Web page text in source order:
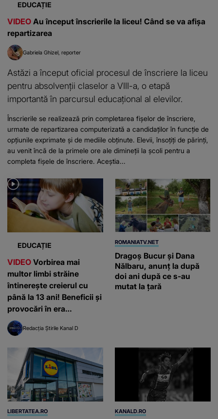
EDUCAȚIE
VIDEO Au început înscrierile la liceu! Când se va afișa
repartizarea
Gabriela Ghizel reporter
Astăzi a început oficial procesul de înscriere la liceu
pentru absolvenții claselor a VIII-a, o etapă
importantă în parcursul educațional al elevilor.
Înscrierile se realizează prin completarea fișelor de înscriere,
urmate de repartizarea computerizată a candidaților în funcție de
opțiunile exprimate și de mediile obținute. Elevii, însoțiți de părinți,
au venit încă de la primele ore ale dimineții la școli pentru a
completa fișele de înscriere. Aceștia...
EDUCAȚIE
VIDEO Vorbirea mai
multor limbi străine
întinerește creierul cu
până la 13 ani! Beneficii și
provocări în era
inteligenței artificiale
Redacția Știrile Kanal D
ROMANIATV.NET
Dragoş Bucur şi Dana
Nălbaru, anunţ la după
doi ani după ce s-au
mutat la ţară
LIBERTATEA.RO KANALD.RO